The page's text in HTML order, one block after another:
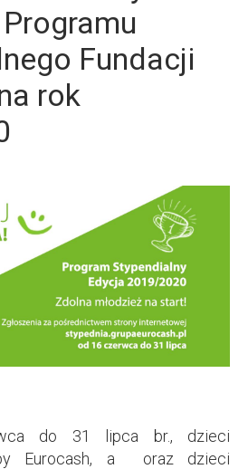
Fundacji
rok
do 31 lipca br., dzieci
Eurocash, a oraz dzieci